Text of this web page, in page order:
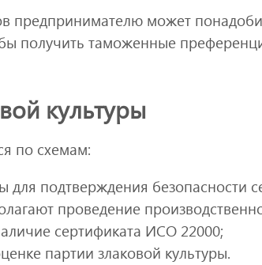
предпринимателю может
получить таможенные
культуры
по схемам:
для подтверждения безопасности
проведение
сертификата ИСО 22000;
партии злаковой культуры.